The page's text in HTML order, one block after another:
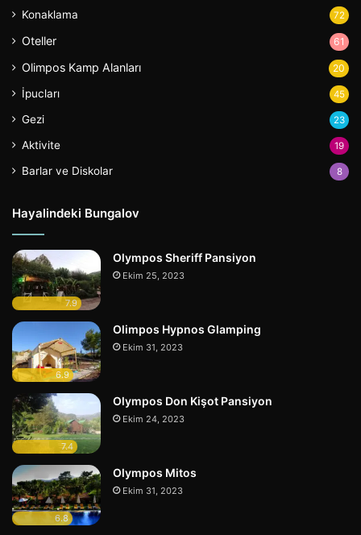
Konaklama 72
Oteller 61
Olimpos Kamp Alanları 20
İpucları 45
Gezi 23
Aktivite 19
Barlar ve Diskolar 8
Hayalindeki Bungalov
7.9
Olympos Sheriff Pansiyon
Ekim 25, 2023
6.9
Olimpos Hypnos Glamping
Ekim 31, 2023
7.4
Olympos Don Kişot Pansiyon
Ekim 24, 2023
6.8
Olympos Mitos
Ekim 31, 2023